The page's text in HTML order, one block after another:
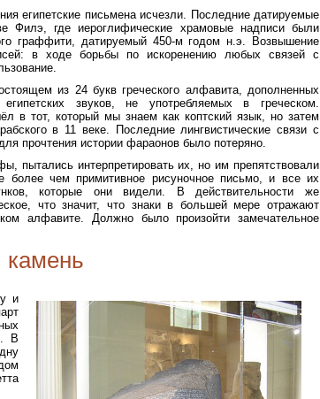
египетские письмена исчезли. Последние датируемые
Филэ, где иероглифические храмовые надписи были
граффити, датируемый 450-м годом н.э. Возвышение
в ходе борьбы по искоренению любых связей с
из 24 букв греческого алфавита, дополненных
звуков, не употребляемых в греческом.
в тот, который мы знаем как коптский язык, но затем
в 11 веке. Последние лингвистические связи с
прочтения истории фараонов было потеряно.
пытались интерпретировать их, но им препятствовали
чем примитивное рисуночное письмо, и все их
которые они видели. В действительности же
что значит, что знаки в большей мере отражают
алфавите. Должно было произойти замечательное
камень
и
В